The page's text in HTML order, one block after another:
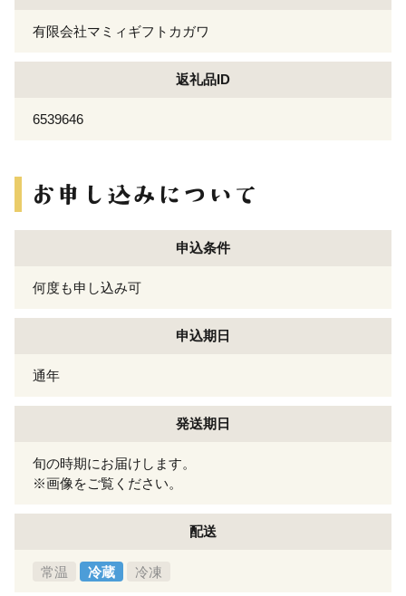
有限会社マミィギフトカガワ
返礼品ID
6539646
申込条件
何度も申し込み可
申込期日
通年
発送期日
旬の時期にお届けします。
※画像をご覧ください。
配送
常温 冷蔵 冷凍